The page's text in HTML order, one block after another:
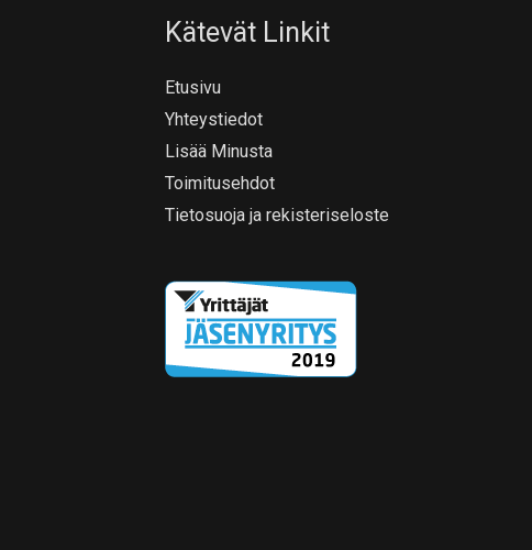
Kätevät Linkit
Etusivu
Yhteystiedot
Lisää Minusta
Toimitusehdot
Tietosuoja ja rekisteriseloste